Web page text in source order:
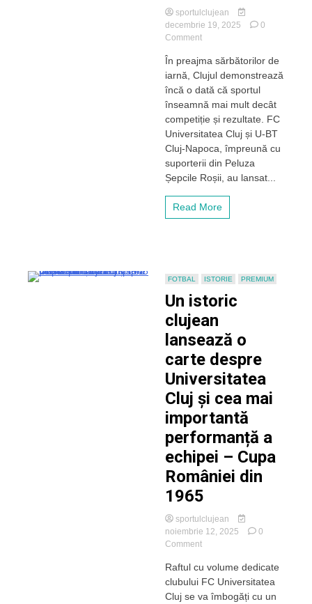
sportulclujean
decembrie 19, 2025
0
Commenton
în
alb-
negru
la
FC
„U”
Cluj
și
U-
alături
de
sportul
un
de
Crăciun
persoanele
nevoiașe
În preajma sărbătorilor de
iarnă, Clujul demonstrează
încă o dată că sportul
înseamnă mai mult decât
competiție și rezultate. FC
Universitatea Cluj și U-BT
Cluj-Napoca, împreună cu
suporterii din Peluza
Șepcile Roșii, au lansat...
Read More
FOTBAL ISTORIE PREMIUM
Un istoric
clujean
lansează o
carte despre
Universitatea
Cluj și cea mai
importantă
performanță a
echipei – Cupa
României din
1965
sportulclujean
noiembrie 12, 2025
0
Commenton
istoric
clujean
lansează
Raftul cu volume dedicate
clubului FC Universitatea
Cluj se va îmbogăți cu un